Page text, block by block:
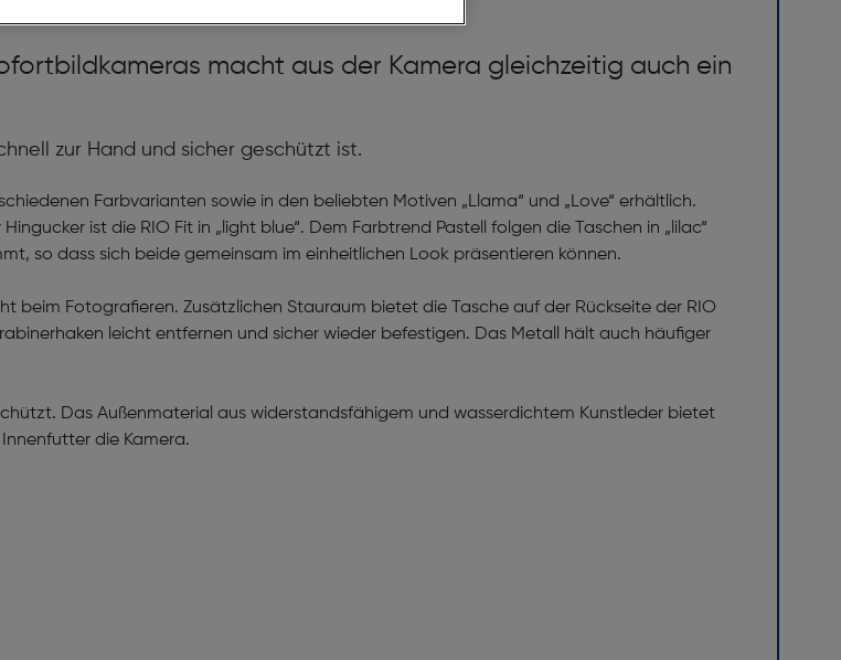
macht aus der Kamera gleichzeitig auch ein
zur Hand und sicher geschützt ist.
Farbvarianten sowie in den beliebten Motiven „Llama“ und „Love“ erhältlich.
ist die RIO Fit in „light blue“. Dem Farbtrend Pastell folgen die Taschen in „lilac“
so dass sich beide gemeinsam im einheitlichen Look präsentieren können.
beim Fotografieren. Zusätzlichen Stauraum bietet die Tasche auf der Rückseite der RIO
leicht entfernen und sicher wieder befestigen. Das Metall hält auch häufiger
Das Außenmaterial aus widerstandsfähigem und wasserdichtem Kunstleder bietet
die Kamera.